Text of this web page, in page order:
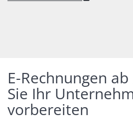
Einleitung
E-Rechnungen
Sie Ihr
vorbereiten